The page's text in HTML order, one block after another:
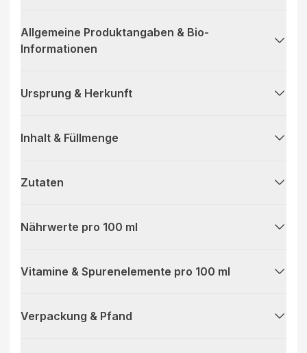
Allgemeine Produktangaben & Bio-
Informationen
Ursprung & Herkunft
Inhalt & Füllmenge
Zutaten
Nährwerte pro 100 ml
Vitamine & Spurenelemente pro 100 ml
Verpackung & Pfand